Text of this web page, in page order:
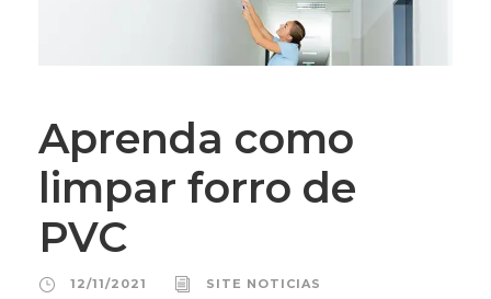
Aprenda como
limpar forro de
PVC
12/11/2021 SITE NOTICIAS